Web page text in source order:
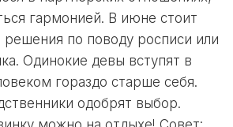
гармонией. В июне стоит
по поводу росписи или
Одинокие девы вступят в
гораздо старше себя.
одобрят выбор.